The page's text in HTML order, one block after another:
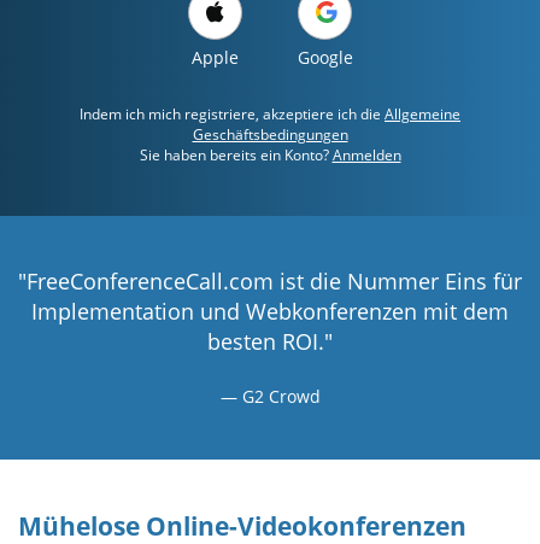
Apple Google
Indem ich mich registriere, akzeptiere ich die Allgemeine
Geschäftsbedingungen
Sie haben bereits ein Konto?Anmelden
"FreeConferenceCall.com ist die Nummer Eins für
Implementation und Webkonferenzen mit dem
besten ROI."
G2 Crowd
Mühelose Online-Videokonferenzen